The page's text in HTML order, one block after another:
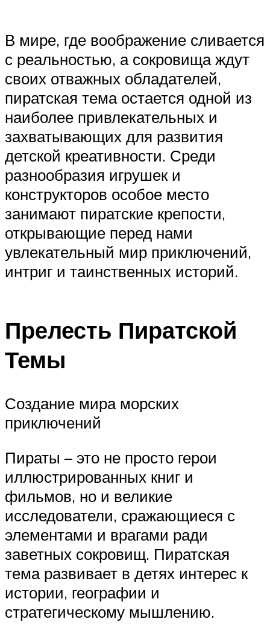
В мире, где воображение сливается
с реальностью, а сокровища ждут
своих отважных обладателей,
пиратская тема остается одной из
наиболее привлекательных и
захватывающих для развития
детской креативности. Среди
разнообразия игрушек и
конструкторов особое место
занимают пиратские крепости,
открывающие перед нами
увлекательный мир приключений,
интриг и таинственных историй.
Прелесть Пиратской
Темы
Создание мира морских
приключений
Пираты – это не просто герои
иллюстрированных книг и
фильмов, но и великие
исследователи, сражающиеся с
элементами и врагами ради
заветных сокровищ. Пиратская
тема развивает в детях интерес к
истории, географии и
стратегическому мышлению.